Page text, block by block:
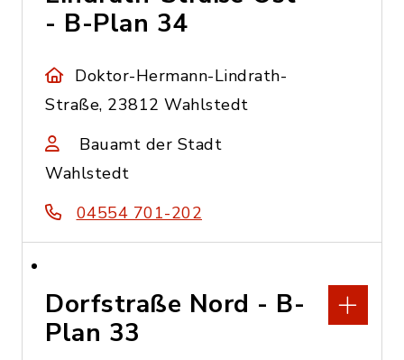
- B-Plan 34
Doktor-Hermann-Lindrath-
Straße, 23812 Wahlstedt
Bauamt der Stadt
Wahlstedt
04554 701-202
Dorfstraße Nord - B-
Plan 33